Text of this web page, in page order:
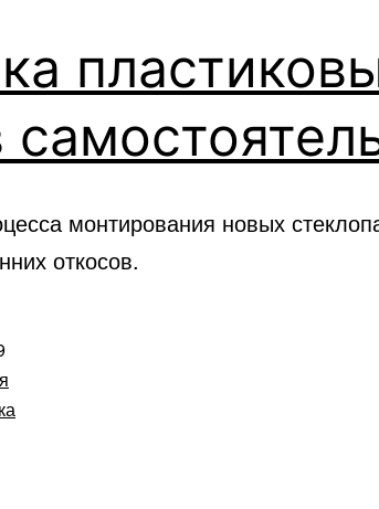
монтирования новых
откосов.